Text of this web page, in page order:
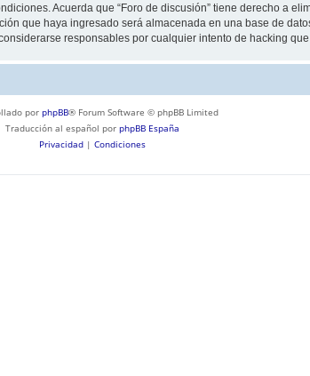
Acuerda que “Foro de discusión” tiene derecho a
que haya ingresado será almacenada en una base de
responsables por cualquier intento de hacking
por phpBB® Forum Software © phpBB Limited
Traducción al español por phpBB España
Privacidad | Condiciones